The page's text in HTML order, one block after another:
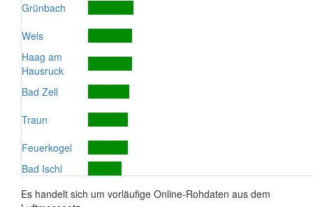
Grünbach
Wels
Haag am
Hausruck
Bad Zell
Traun
Feuerkogel
Bad Ischl
Es handelt sich um vorläufige Online-Rohdaten aus dem